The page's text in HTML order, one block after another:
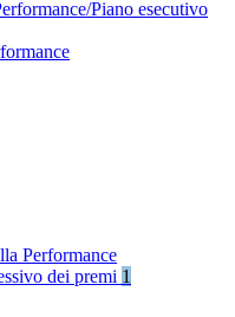
Piano esecutivo
Performance
dei premi 1